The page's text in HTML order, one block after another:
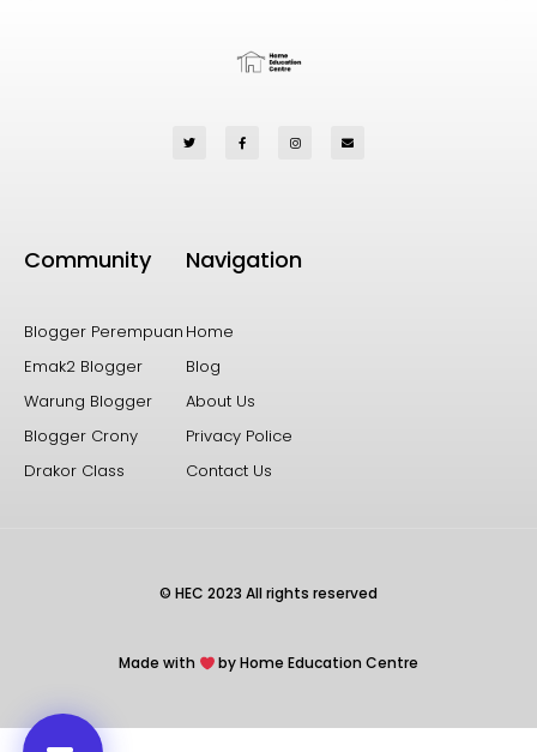
Community
Blogger Perempuan
Emak2 Blogger
Warung Blogger
Blogger Crony
Drakor Class
Navigation
Home
Blog
About Us
Privacy Police
Contact Us
© HEC 2023 All rights reserved
Made with by Home Education Centre